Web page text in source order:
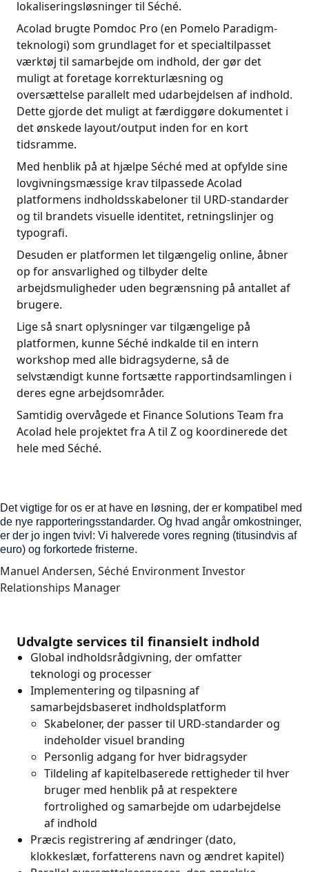
lokaliseringsløsninger til Séché.
Acolad brugte Pomdoc Pro (en Pomelo Paradigm-
teknologi) som grundlaget for et specialtilpasset
værktøj til samarbejde om indhold, der gør det
muligt at foretage korrekturlæsning og
oversættelse parallelt med udarbejdelsen af indhold.
Dette gjorde det muligt at færdiggøre dokumentet i
det ønskede layout/output inden for en kort
tidsramme.
Med henblik på at hjælpe Séché med at opfylde sine
lovgivningsmæssige krav tilpassede Acolad
platformens indholdsskabeloner til URD-standarder
og til brandets visuelle identitet, retningslinjer og
typografi.
Desuden er platformen let tilgængelig online, åbner
op for ansvarlighed og tilbyder delte
arbejdsmuligheder uden begrænsning på antallet af
brugere.
Lige så snart oplysninger var tilgængelige på
platformen, kunne Séché indkalde til en intern
workshop med alle bidragsyderne, så de
selvstændigt kunne fortsætte rapportindsamlingen i
deres egne arbejdsområder.
Samtidig overvågede et Finance Solutions Team fra
Acolad hele projektet fra A til Z og koordinerede det
hele med Séché.
Det vigtige for os er at have en løsning, der er kompatibel med
de nye rapporteringsstandarder. Og hvad angår omkostninger,
er der jo ingen tvivl: Vi halverede vores regning (titusindvis af
euro) og forkortede fristerne.
Manuel Andersen, Séché Environment Investor
Relationships Manager
Udvalgte services til finansielt indhold
Global indholdsrådgivning, der omfatter
teknologi og processer
Implementering og tilpasning af
samarbejdsbaseret indholdsplatform
Skabeloner, der passer til URD-standarder og
indeholder visuel branding
Personlig adgang for hver bidragsyder
Tildeling af kapitelbaserede rettigheder til hver
bruger med henblik på at respektere
fortrolighed og samarbejde om udarbejdelse
af indhold
Præcis registrering af ændringer (dato,
klokkeslæt, forfatterens navn og ændret kapitel)